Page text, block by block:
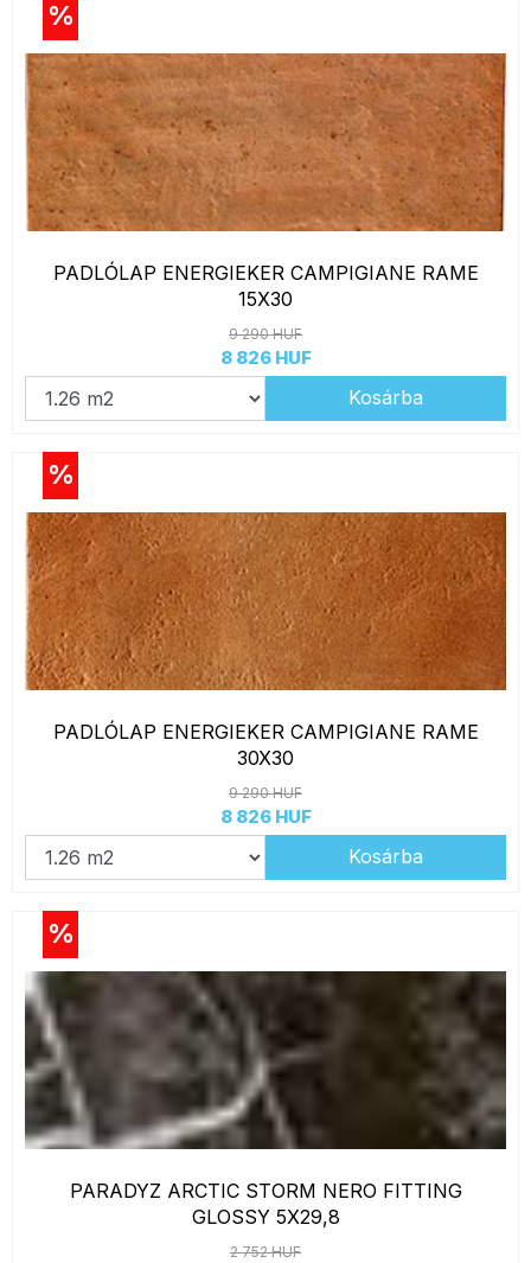
%
PADLÓLAP ENERGIEKER CAMPIGIANE RAME
15X30
9 290 HUF
8 826 HUF
Kosárba
%
PADLÓLAP ENERGIEKER CAMPIGIANE RAME
30X30
9 290 HUF
8 826 HUF
Kosárba
%
PARADYZ ARCTIC STORM NERO FITTING
GLOSSY 5X29,8
2 752 HUF